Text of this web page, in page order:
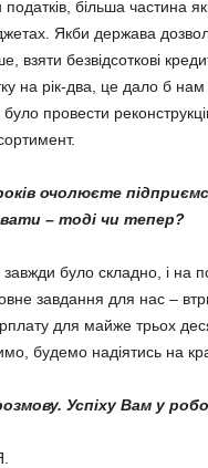
більша частина
Якби дер­жава
взяти безвід­соткові
на рік-два, це дало б нам
провести
очо­люєте
– тоді чи тепер?
було складно, і на
завдання для нас –
для майже трьох
будемо надія­тись на
Успіху Вам у